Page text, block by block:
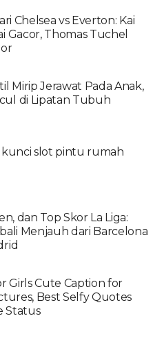
Chelsea vs Everton: Kai
Gacor, Thomas Tuchel
Mirip Jerawat Pada Anak,
di Lipatan Tubuh
slot pintu rumah
dan Top Skor La Liga:
Menjauh dari Barcelona
Girls Cute Caption for
Best Selfy Quotes
Status